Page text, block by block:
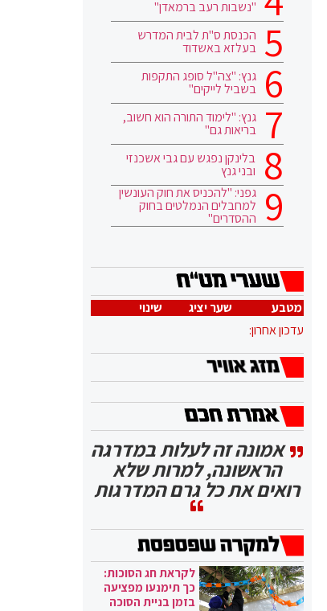
"נשבות רעב ברמאדן"
הכנסת ס"ת לבית המדרש
בעלזא באשדוד
גנץ: "צה"ל סופג התקפות
בשביל לייקים"
גנץ: "לימוד התורה הוא חשוב,
בריאות גם"
בלינקן נפגש עם גבי אשכנזי
ובני גנץ
גפני: "להכניס את חוק העונשין
למחבלים הנמלטים בחוק
ההסדרים"
מטבע שער יציג
שינוי
עדכון אחרון:
אמונה זה לעלות במדרגה
הראשונה, למרות שלא
רואים את כל גרם המדרגות
לקראת חג הסוכות:
כך תימנעו מפציעה
בזמן בניית הסוכה